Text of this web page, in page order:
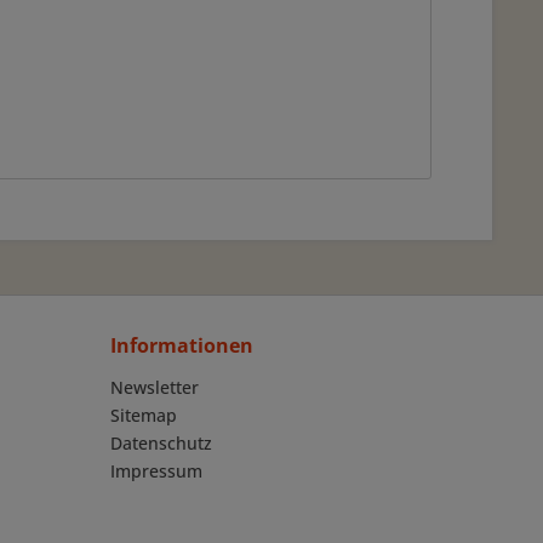
Informationen
Newsletter
Sitemap
Datenschutz
Impressum